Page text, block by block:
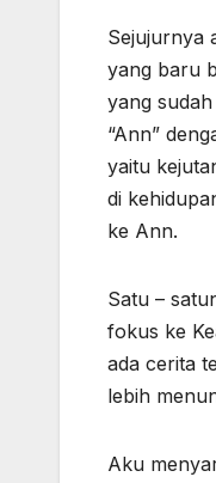
Sejujurnya
yang baru
yang
“Ann”
yaitu
di
ke Ann.
Satu –
fokus ke
ada cerita
lebih
Aku